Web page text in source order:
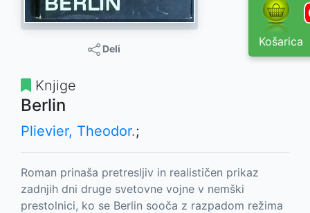
Košarica
Deli
Knjige
Berlin
Plievier, Theodor.;
Roman prinaša pretresljiv in realističen prikaz
zadnjih dni druge svetovne vojne v nemški
prestolnici, ko se Berlin sooča z razpadom režima